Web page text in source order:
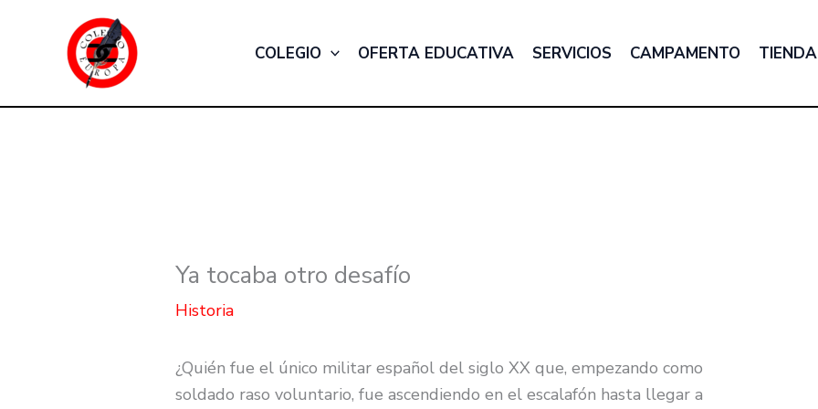
contenido
COLEGIO OFERTA EDUCATIVA SERVICIOS CAMPAMENTO TIENDA
Ya tocaba otro desafío
Historia
¿Quién fue el único militar español del siglo XX que, empezando como
soldado raso voluntario, fue ascendiendo en el escalafón hasta llegar a